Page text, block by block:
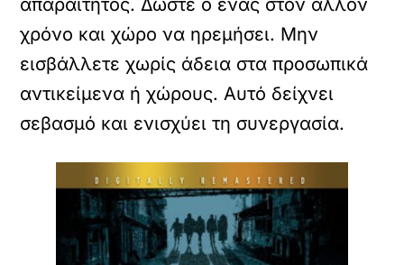
απαραίτητος. Δώστε ο ένας στον άλλον
χρόνο και χώρο να ηρεμήσει. Μην
εισβάλλετε χωρίς άδεια στα προσωπικά
αντικείμενα ή χώρους. Αυτό δείχνει
σεβασμό και ενισχύει τη συνεργασία.